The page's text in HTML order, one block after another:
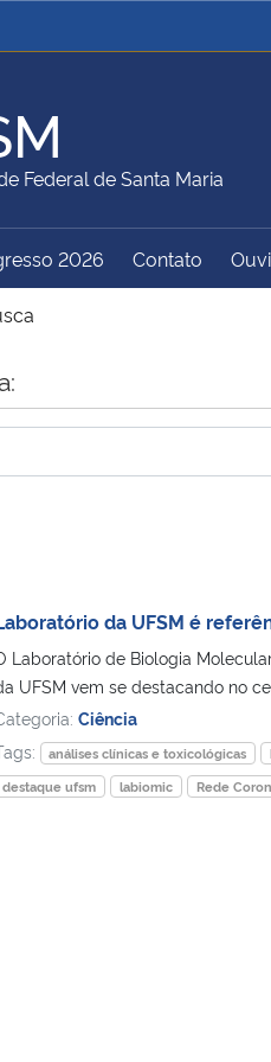
Ministério da Justiça e
Ministério da Educação
Ministério do Turismo
Federal de Santa Maria
do Sítio2026 Contato
da UFSM é
Laboratório de Biologia
UFSM vem se destacando no
Ciência
análises clínicas e toxicológicas
destaque ufsm
labiomic Rede